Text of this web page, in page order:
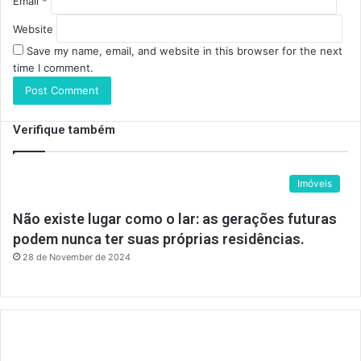
Website
Save my name, email, and website in this browser for the next
time I comment.
Verifique também
Imóveis
Não existe lugar como o lar: as gerações futuras
podem nunca ter suas próprias residências.
28 de November de 2024